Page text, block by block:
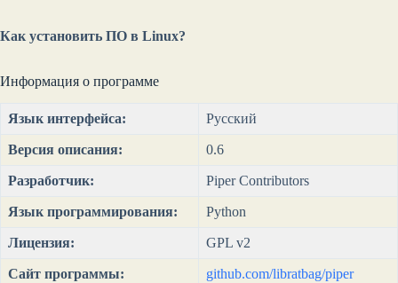
Как установить ПО в Linux?
Информация о программе
Язык интерфейса: Русский
Версия описания: 0.6
Разработчик: Piper Contributors
Язык программирования: Python
Лицензия: GPL v2
Сайт программы: github.com/libratbag/piper